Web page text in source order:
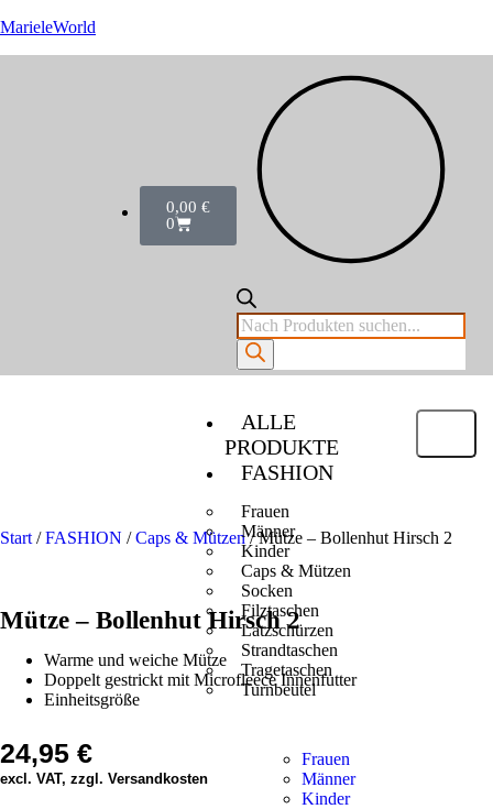
MarieleWorld
0,00 €
0
ALLE
PRODUKTE
FASHION
Frauen
Männer
Kinder
Caps & Mützen
Socken
Filztaschen
Latzschürzen
Strandtaschen
Tragetaschen
Turnbeutel
Frauen
Männer
Kinder
Start /FASHION /Caps & Mützen/ Mütze – Bollenhut Hirsch 2
Mütze – Bollenhut Hirsch 2
Warme und weiche Mütze
Doppelt gestrickt mit Microfleece Innenfutter
Einheitsgröße
24,95 €
excl. VAT, zzgl. Versandkosten